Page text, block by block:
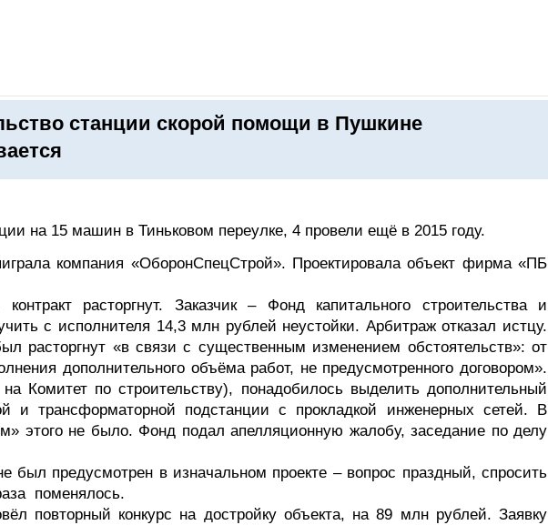
ОНЛАЙН–ВЫСТАВКИ
станции скорой помощи в Пушкине
на 15 машин в Тиньковом переулке, 4 провели ещё в 2015 году.
компания «ОборонСпецСтрой». Проектировала объект фирма «ПБ
расторгнут. Заказчик – Фонд капитального строительства и
с исполнителя 14,3 млн рублей неустойки. Арбитраж отказал истцу.
расторгнут «в связи с существенным изменением обстоятельств»: от
дополнительного объёма работ, не предусмотренного договором».
Комитет по строительству), понадобилось выделить дополнительный
и трансформаторной подстанции с прокладкой инженерных сетей. В
этого не было. Фонд подал апелляционную жалобу, заседание по делу
был предусмотрен в изначальном проекте – вопрос праздный, спросить
поменялось.
повторный конкурс на достройку объекта, на 89 млн рублей. Заявку